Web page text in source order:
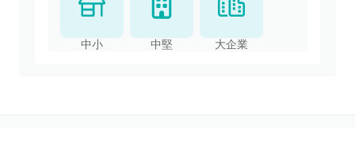
中小 中堅 大企業